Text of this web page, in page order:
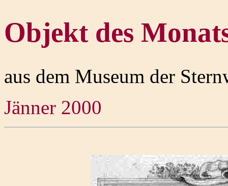
Objekt des
aus dem Museum der
Jänner 2000